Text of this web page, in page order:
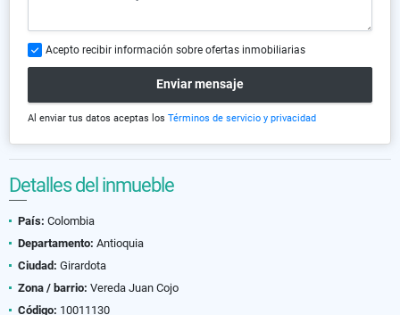
Acepto recibir información sobre ofertas inmobiliarias
Enviar mensaje
Al enviar tus datos aceptas los Términos de servicio y privacidad
Detalles del inmueble
País: Colombia
Departamento: Antioquia
Ciudad: Girardota
Zona / barrio: Vereda Juan Cojo
Código: 10011130